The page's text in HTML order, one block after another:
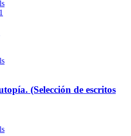
(Selección de escritos